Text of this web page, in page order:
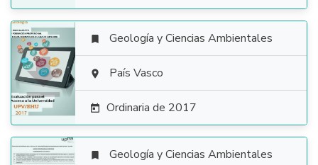

 Geología y Ciencias Ambientales
 País Vasco
 Ordinaria de 2017
 Geología y Ciencias Ambientales